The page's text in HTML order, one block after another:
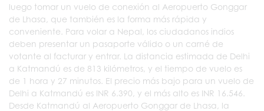
luego tomar un vuelo de conexión al Aeropuerto Gonggar
de Lhasa, que también es la forma más rápida y
conveniente. Para volar a Nepal, los ciudadanos indios
deben presentar un pasaporte válido o un carné de
votante al facturar y entrar. La distancia estimada de Delhi
a Katmandú es de 813 kilómetros, y el tiempo de vuelo es
de 1 hora y 27 minutos. El precio más bajo para un vuelo de
Delhi a Katmandú es INR 6.390, y el más alto es INR 16.546.
Desde Katmandú al Aeropuerto Gonggar de Lhasa, la